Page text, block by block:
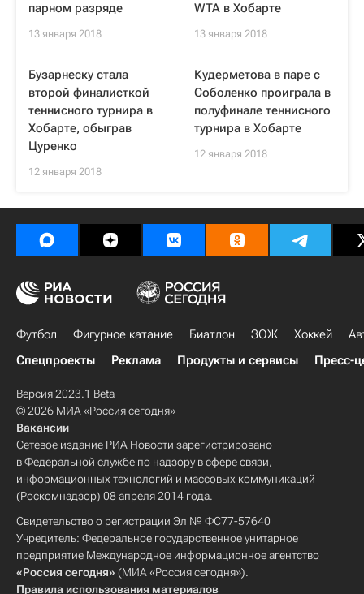
парном разряде
13 января 2018
WTA в Хобарте
13 января 2018
Бузарнеску стала
второй финалисткой
теннисного турнира в
Хобарте, обыграв
Цуренко
12 января 2018
Кудерметова в паре с
Соболенко проиграла в
полуфинале теннисного
турнира в Хобарте
12 января 2018
Футбол Фигурное катание Биатлон ЗОЖ Хоккей
Спецпроекты
Реклама Продукты и сервисы Пресс-
Версия 2023.1 Beta
© 2026 МИА «Россия сегодня»
Вакансии
Сетевое издание РИА Новости зарегистрировано
в Федеральной службе по надзору в сфере связи,
информационных технологий и массовых коммуникаций
(Роскомнадзор) 08 апреля 2014 года.
Свидетельство о регистрации Эл № ФС77-57640
Учредитель: Федеральное государственное унитарное
предприятие Международное информационное агентство
«Россия сегодня» (МИА «Россия сегодня»).
Правила использования материалов